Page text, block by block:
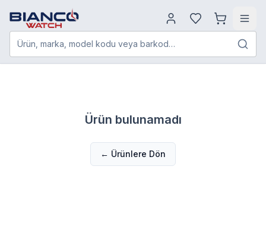
Ürün, marka, model kodu veya barkod…
Ürün bulunamadı
← Ürünlere Dön